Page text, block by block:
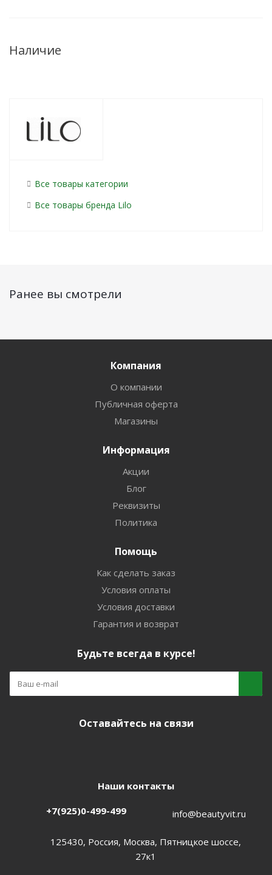
Наличие
Все товары категории
Все товары бренда Lilo
Ранее вы смотрели
Компания
О компании
Публичная оферта
Магазины
Информация
Акции
Блог
Реквизиты
Политика
Помощь
Как сделать заказ
Условия оплаты
Условия доставки
Гарантия и возврат
Будьте всегда в курсе!
Оставайтесь на связи
Наши контакты
+7(925)0-499-499 info@beautyvit.ru
125430, Россия, Москва, Пятницкое шоссе,
27к1